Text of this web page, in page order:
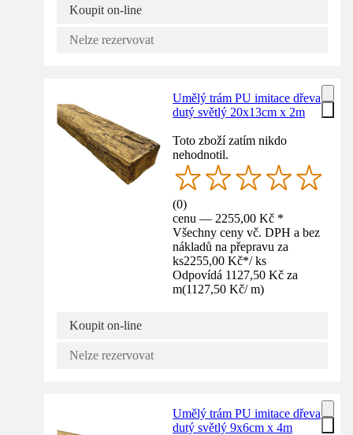
Koupit on-line
Nelze rezervovat
Umělý trám PU imitace dřeva
dutý světlý 20x13cm x 2m
Toto zboží zatím nikdo
nehodnotil.
(0)
cenu — 2255,00 Kč *
Všechny ceny vč. DPH a bez
nákladů na přepravu za
ks2255,00 Kč*/ ks
Odpovídá 1127,50 Kč za
m(1127,50 Kč/ m)
Koupit on-line
Nelze rezervovat
Umělý trám PU imitace dřeva
dutý světlý 9x6cm x 4m